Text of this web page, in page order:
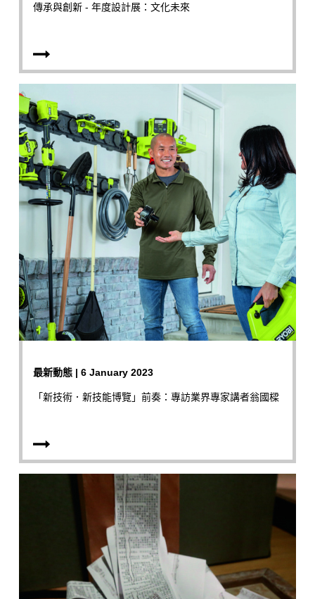
傳承與創新 - 年度設計展：文化未來
最新動態 | 6 January 2023
「新技術．新技能博覽」前奏：專訪業界專家講者翁國樑